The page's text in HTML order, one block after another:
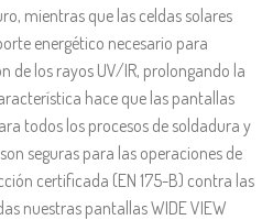
mientras que las celdas solares
energético necesario para
de los rayos UV/IR, prolongando la
hace que las pantallas
todos los procesos de soldadura y
seguras para las operaciones de
certificada (EN 175-B) contra las
nuestras pantallas WIDE VIEW